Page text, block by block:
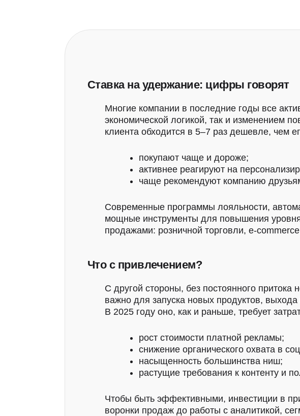
Ставка на удержание: цифры говорят
Многие компании в последние годы все
экономической логикой, так и изменением
клиента обходится в 5–7 раз дешевле, чем
покупают чаще и дороже;
активнее реагируют на
чаще рекомендуют компанию
Современные программы лояльности,
мощные инструменты для повышения
продажами: розничной торговли, e-
Что с привлечением?
С другой стороны, без постоянного
важно для запуска новых продуктов,
В 2025 году оно, как и раньше, требует
рост стоимости платной рекламы;
снижение органического охвата в
насыщенность большинства ниш;
растущие требования к контенту и
Чтобы быть эффективными, инвестиции в
воронки продаж до работы с аналитикой,